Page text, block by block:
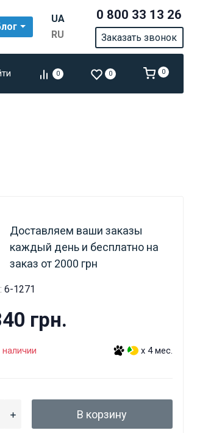
UA
RU
0 800 33 13 26
Заказать звонок
0 0 0
Доставляем ваши заказы
каждый день и бесплатно на
заказ от 2000 грн
6-1271
грн.
x 4 мес.
В корзину